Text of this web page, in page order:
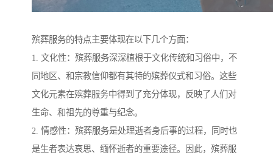
殡葬服务的特点主要体现在以下几个方面：
1. 文化性：殡葬服务深深植根于文化传统和习俗中，不
同地区、和宗教信仰都有其特的殡葬仪式和习俗。这些
文化元素在殡葬服务中得到了充分体现，反映了人们对
生命、和祖先的尊重与纪念。
2. 情感性：殡葬服务是处理逝者身后事的过程，同时也
是生者表达哀思、缅怀逝者的重要途径。因此，殡葬服